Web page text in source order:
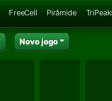
FreeCell Pirâmide
Novo jogo